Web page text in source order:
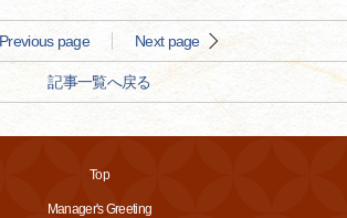
Previous page Next page
記事一覧へ戻る
Top
Manager's Greeting